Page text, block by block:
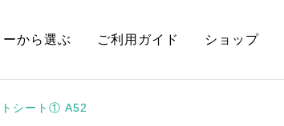
から選ぶ ご利用ガイド ショップ
シート① A52